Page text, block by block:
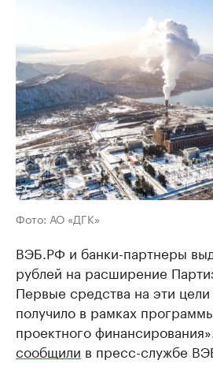
Фото: АО «ДГК»
ВЭБ.РФ и банки-партнеры
рублей на расширение
Первые средства на эти
получило в рамках
проектного
сообщили в пресс-службе